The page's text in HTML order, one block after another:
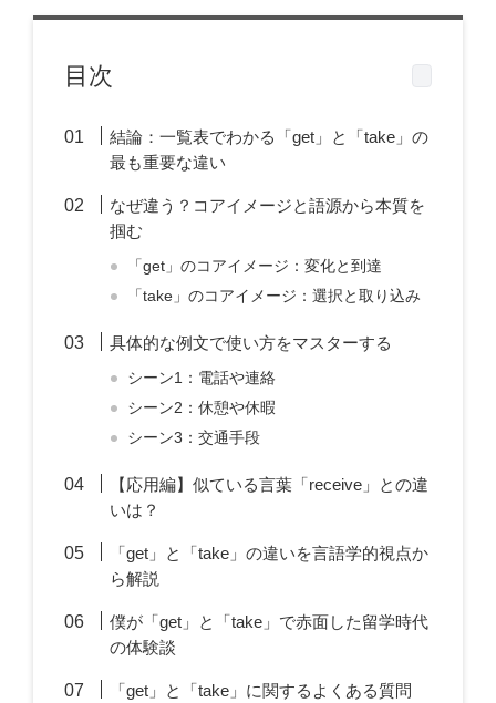
目次
結論：一覧表でわかる「get」と「take」の
最も重要な違い
なぜ違う？コアイメージと語源から本質を
掴む
「get」のコアイメージ：変化と到達
「take」のコアイメージ：選択と取り込み
具体的な例文で使い方をマスターする
シーン1：電話や連絡
シーン2：休憩や休暇
シーン3：交通手段
【応用編】似ている言葉「receive」との違
いは？
「get」と「take」の違いを言語学的視点か
ら解説
僕が「get」と「take」で赤面した留学時代
の体験談
「get」と「take」に関するよくある質問